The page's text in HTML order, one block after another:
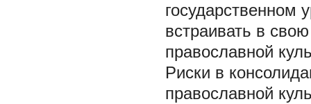
государственном
встраивать в
православной
Риски в
православной